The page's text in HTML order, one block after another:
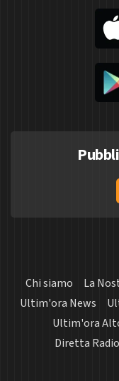
Chi siamo La
Ultim'ora News
Ultim'ora
Diretta Radio